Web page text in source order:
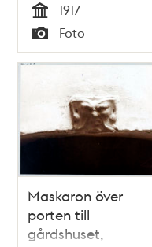
Tid
1917
Typ
Foto
Maskaron över
porten till
gårdshuset,